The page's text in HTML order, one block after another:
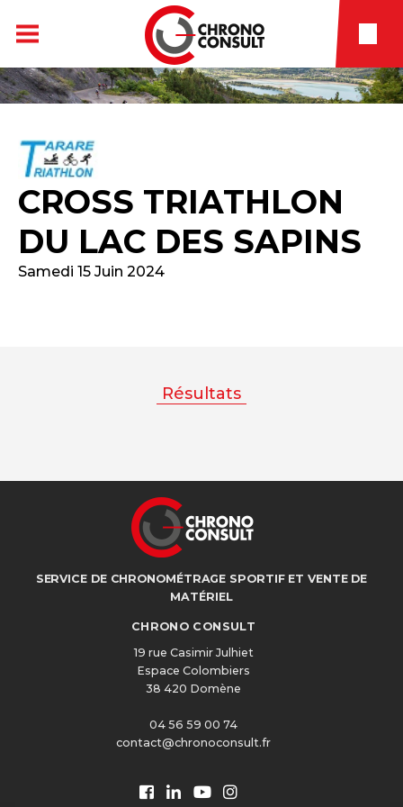
CROSS TRIATHLON
DU LAC DES SAPINS
Samedi 15 Juin 2024
Résultats
SERVICE DE CHRONOMÉTRAGE SPORTIF ET VENTE DE
MATÉRIEL
CHRONO CONSULT
19 rue Casimir Julhiet
Espace Colombiers
38 420 Domène
04 56 59 00 74
contact@chronoconsult.fr